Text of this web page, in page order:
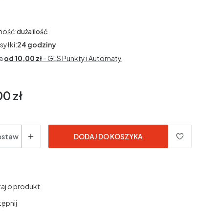
duża ilość
24 godziny
od 10,00 zł- GLS Punkty i Automaty
zł
DODAJ DO KOSZYKA
o produkt